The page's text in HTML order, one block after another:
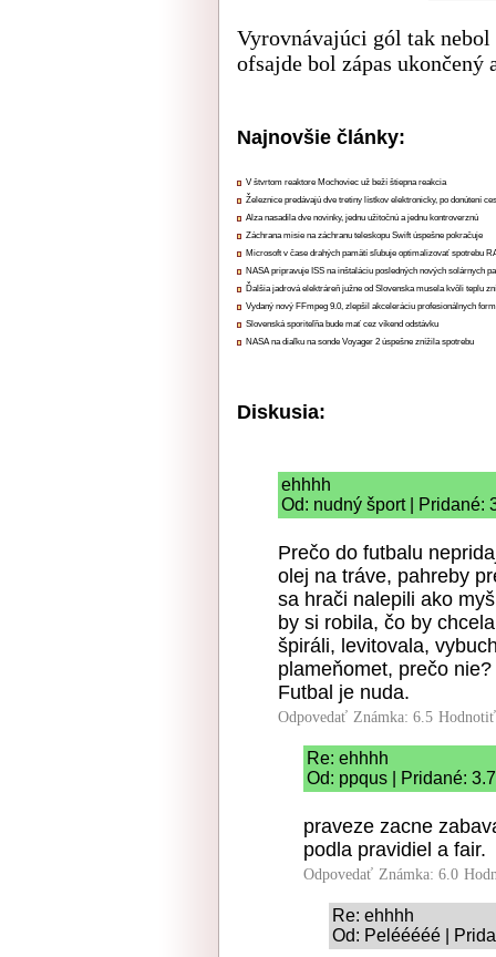
Vyrovnávajúci gól tak nebol
ofsajde bol zápas
Najnovšie články:
V štvrtom reaktore Mochoviec už beží štiepna reakcia
Železnice predávajú dve tretiny lístkov elektronicky, po donútení
Alza nasadila dve novinky, jednu užitočnú a jednu kontroverznú
Záchrana misie na záchranu teleskopu Swift úspešne pokračuje
Microsoft v čase drahých pamätí sľubuje optimalizovať spotrebu
NASA pripravuje ISS na inštaláciu posledných nových solárnych
Ďalšia jadrová elektráreň južne od Slovenska musela kvôli teplu
Vydaný nový FFmpeg 9.0, zlepšil akceleráciu profesionálnych
Slovenská sporiteľňa bude mať cez víkend odstávku
NASA na diaľku na sonde Voyager 2 úspešne znížila spotrebu
Diskusia:
ehhhh
Od: nudný šport | Pridané:
Prečo do futbalu
olej na tráve, pahreby
sa hrači nalepili ako
by si robila, čo by
špiráli, levitovala,
plameňomet, prečo nie?
Futbal je nuda.
Odpovedať Známka: 6.5
Re: ehhhh
Od: ppqus | Pridané:
praveze zacne
podla pravidiel a fair.
Odpovedať Známka: 6.0
Re: ehhhh
Od: Pelééééé |